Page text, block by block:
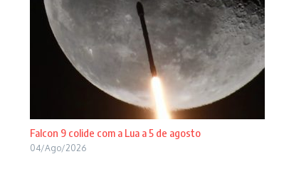
Falcon 9 colide com a Lua a 5 de agosto
04/Ago/2026